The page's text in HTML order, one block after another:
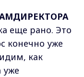
еще рано. Это
конечно уже
как
уже